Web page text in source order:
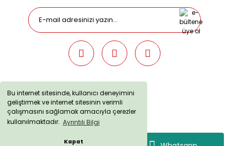
Bu internet sitesinde, kullanıcı deneyimini
geliştirmek ve internet sitesinin verimli
çalışmasını sağlamak amacıyla çerezler
kullanılmaktadır. Ayrıntılı Bilgi
Kapat
uygunamama.com © 2019 - Tüm Hakları Saklıdır. Kredi kartı
bilgileriniz 256bit SSL sertifikası ile korunmaktadır.